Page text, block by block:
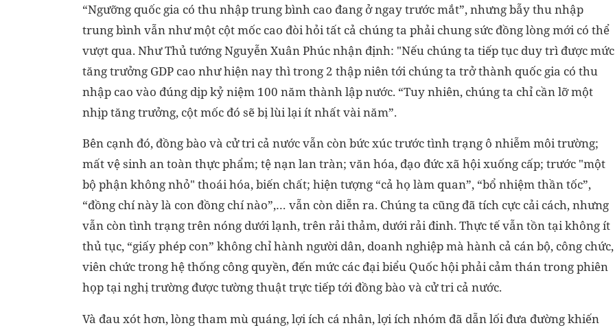
“Ngưỡng quốc gia có thu nhập trung bình cao đang ở ngay trước mắt”, nhưng bẫy thu nhập
trung bình vẫn như một cột mốc cao đòi hỏi tất cả chúng ta phải chung sức đồng lòng mới có thể
vượt qua. Như Thủ tướng Nguyễn Xuân Phúc nhận định: "Nếu chúng ta tiếp tục duy trì được mức
tăng trưởng GDP cao như hiện nay thì trong 2 thập niên tới chúng ta trở thành quốc gia có thu
nhập cao vào đúng dịp kỷ niệm 100 năm thành lập nước. “Tuy nhiên, chúng ta chỉ cần lỡ một
nhịp tăng trưởng, cột mốc đó sẽ bị lùi lại ít nhất vài năm”.
Bên cạnh đó, đồng bào và cử tri cả nước vẫn còn bức xúc trước tình trạng ô nhiễm môi trường;
mất vệ sinh an toàn thực phẩm; tệ nạn lan tràn; văn hóa, đạo đức xã hội xuống cấp; trước "một
bộ phận không nhỏ" thoái hóa, biến chất; hiện tượng “cả họ làm quan”, “bổ nhiệm thần tốc”,
“đồng chí này là con đồng chí nào”,… vẫn còn diễn ra. Chúng ta cũng đã tích cực cải cách, nhưng
vẫn còn tình trạng trên nóng dưới lạnh, trên rải thảm, dưới rải đinh. Thực tế vẫn tồn tại không ít
thủ tục, “giấy phép con” không chỉ hành người dân, doanh nghiệp mà hành cả cán bộ, công chức,
viên chức trong hệ thống công quyền, đến mức các đại biểu Quốc hội phải cảm thán trong phiên
họp tại nghị trường được tường thuật trực tiếp tới đồng bào và cử tri cả nước.
Và đau xót hơn, lòng tham mù quáng, lợi ích cá nhân, lợi ích nhóm đã dẫn lối đưa đường khiến